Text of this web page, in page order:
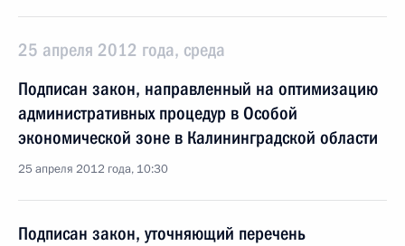
25 апреля 2012 года, среда
Подписан закон, направленный на оптимизацию
административных процедур в Особой
экономической зоне в Калининградской области
25 апреля 2012 года, 10:30
Подписан закон, уточняющий перечень